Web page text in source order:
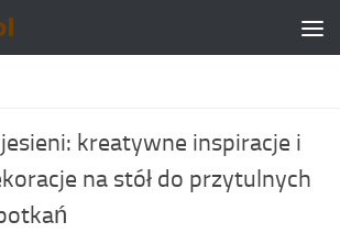
jesieni: kreatywne inspiracje i
na stół do przytulnych